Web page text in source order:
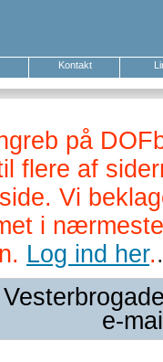
Kontakt
på
flere af
Vi
i
Log ind her..
e-